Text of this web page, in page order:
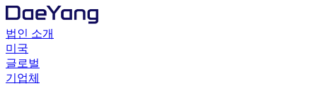
법인 소개
미국
글로벌
기업체